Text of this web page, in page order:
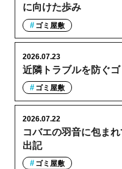
に向けた歩み
ゴミ屋敷
近隣トラブルを防ぐ
2026.07.23
ゴミ屋敷
コバエの羽音に包ま
出記
2026.07.22
ゴミ屋敷